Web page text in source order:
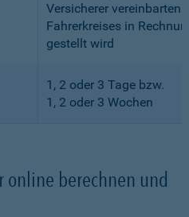
Versicherer vereinbarten
Fahrerkreises in
gestellt wird
1, 2 oder 3 Tage bzw.
1, 2 oder 3 Wochen
online berechnen und